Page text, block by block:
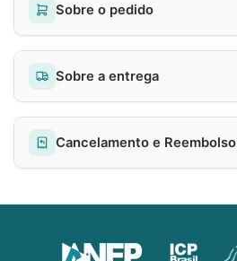
Sobre o pedido
Sobre a entrega
Cancelamento e Reembolso